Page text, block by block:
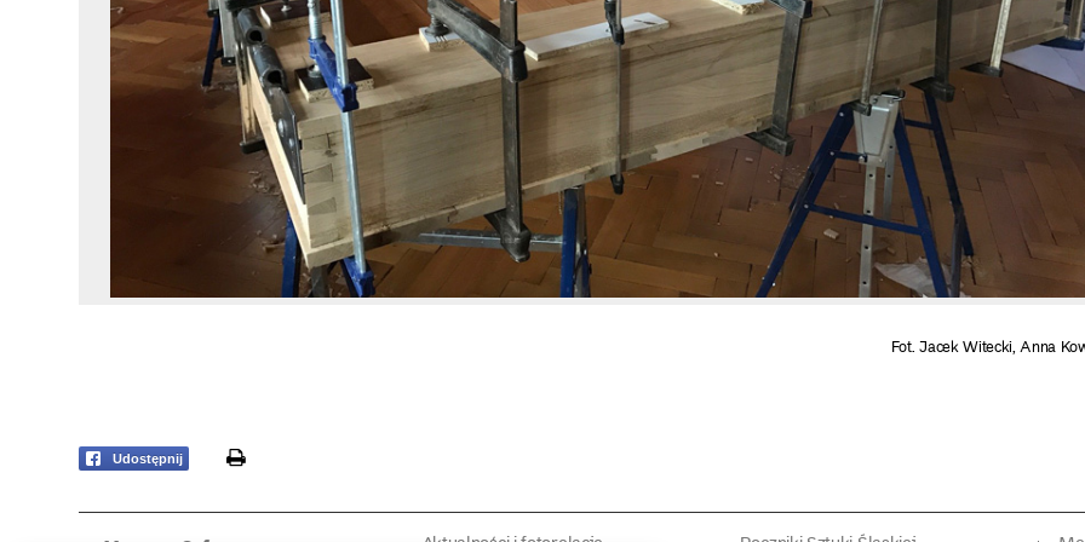
Fot. Jacek Witecki, Anna
Udostępnij print